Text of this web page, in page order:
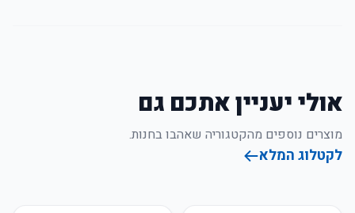
אולי יעניין אתכם גם
מוצרים נוספים מהקטגוריה שאהבו בחנות.
לקטלוג המלא